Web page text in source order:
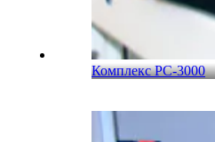
Комплекс PC-3000